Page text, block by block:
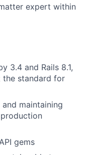
expert within
3.4 and Rails 8.1,
standard for
maintaining
gems